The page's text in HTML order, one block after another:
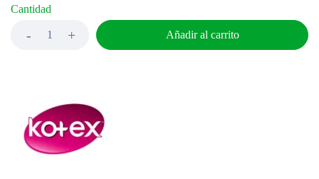
Cantidad
Añadir al carrito